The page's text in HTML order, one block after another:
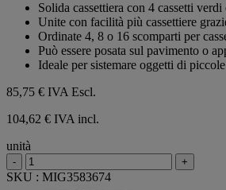
Solida cassettiera con 4 cassetti
Unite con facilità più cassettiere
Ordinate 4, 8 o 16 scomparti per
Può essere posata sul pavimento o
Ideale per sistemare oggetti di
85,75 € IVA Escl.
104,62 € IVA incl.
unità
- +
SKU : MIG3583674